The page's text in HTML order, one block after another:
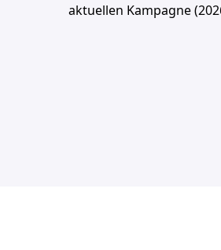
aktuellen Kampagne